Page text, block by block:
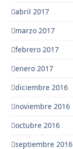
abril 2017
marzo 2017
febrero 2017
enero 2017
diciembre 2016
noviembre 2016
octubre 2016
septiembre 2016